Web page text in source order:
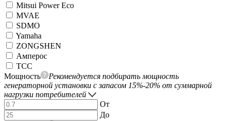
Mitsui Power Eco
MVAE
SDMO
Yamaha
ZONGSHEN
Амперос
ТСС
Мощность
Рекомендуется подбирать мощность
генераторной установки с запасом 15%-20% от суммарной
нагрузки потребителей
От
До